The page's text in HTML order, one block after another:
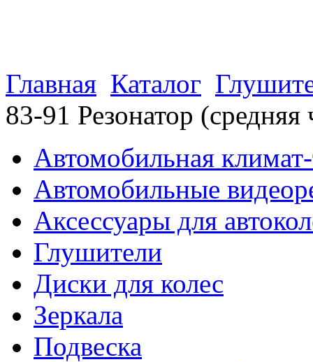
Главная Каталог
83-91 Резонатор (средняя
Автомобильная
Автомобильные
Аксессуары для
Глушители
Диски для колес
Зеркала
Подвеска